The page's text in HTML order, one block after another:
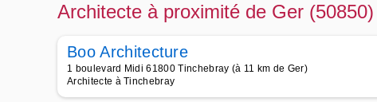
Architecte à proximité de Ger (50850)
Boo Architecture
1 boulevard Midi 61800 Tinchebray (à 11 km de Ger)
Architecte à Tinchebray